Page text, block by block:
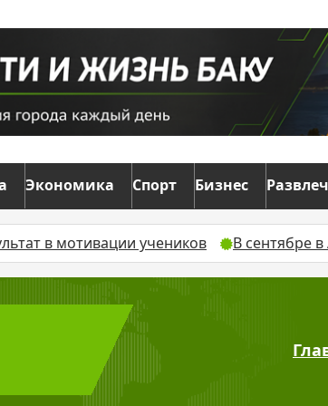
Экономика Спорт Бизнес
учеников В сентябре в